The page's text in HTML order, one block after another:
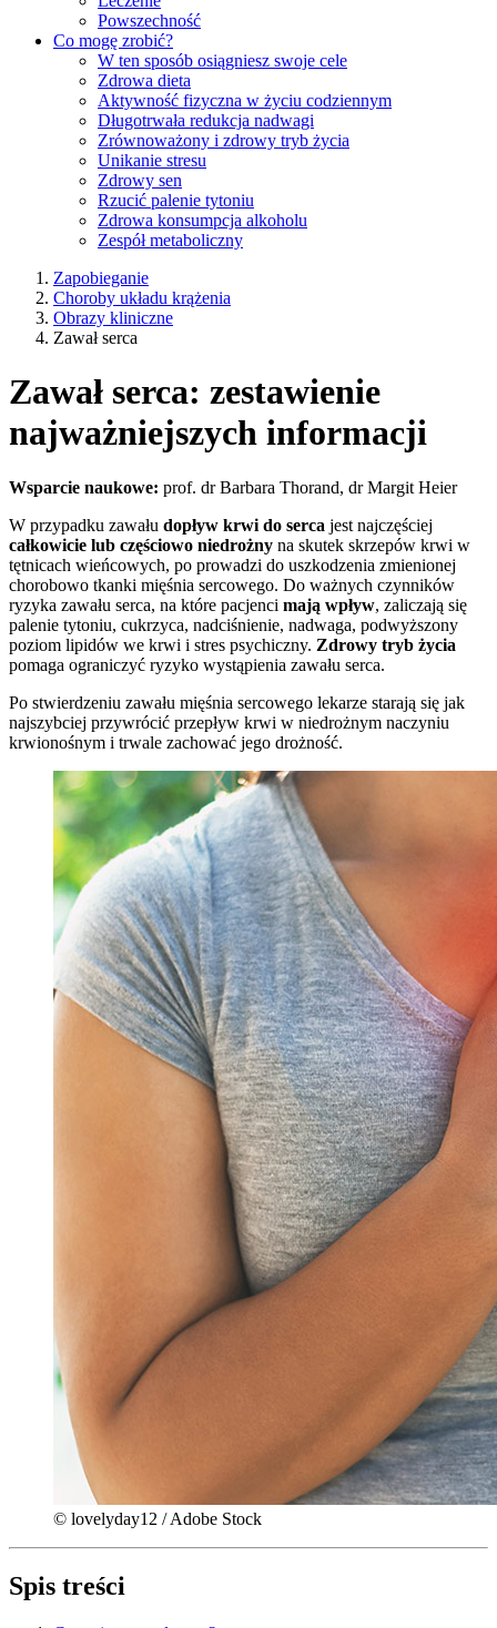
Powszechność
Co mogę zrobić?
W ten sposób osiągniesz swoje cele
Zdrowa dieta
Aktywność fizyczna w życiu codziennym
Długotrwała redukcja nadwagi
Zrównoważony i zdrowy tryb życia
Unikanie stresu
Zdrowy sen
Rzucić palenie tytoniu
Zdrowa konsumpcja alkoholu
Zespół metaboliczny
Zapobieganie
Choroby układu krążenia
Obrazy kliniczne
Zawał serca
Zawał serca: zestawienie
najważniejszych informacji
Wsparcie naukowe: prof. dr Barbara Thorand, dr Margit Heier
W przypadku zawału dopływ krwi do serca jest najczęściej
całkowicie lub częściowo niedrożny na skutek skrzepów krwi w
tętnicach wieńcowych, po prowadzi do uszkodzenia zmienionej
chorobowo tkanki mięśnia sercowego. Do ważnych czynników
ryzyka zawału serca, na które pacjenci mają wpływ, zaliczają się
palenie tytoniu, cukrzyca, nadciśnienie, nadwaga, podwyższony
poziom lipidów we krwi i stres psychiczny. Zdrowy tryb życia
pomaga ograniczyć ryzyko wystąpienia zawału serca.
Po stwierdzeniu zawału mięśnia sercowego lekarze starają się jak
najszybciej przywrócić przepływ krwi w niedrożnym naczyniu
krwionośnym i trwale zachować jego drożność.
© lovelyday12 / Adobe Stock
Spis treści